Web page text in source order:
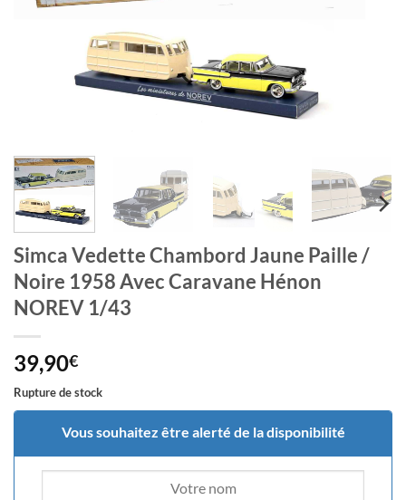
Simca Vedette Chambord Jaune Paille /
Noire 1958 Avec Caravane Hénon
NOREV 1/43
39,90€
Rupture de stock
Vous souhaitez être alerté de la disponibilité